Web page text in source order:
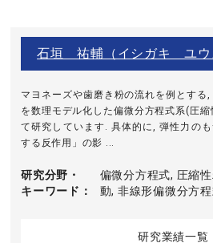
石垣 祐輔（イシガキ ユウ
マヨネーズや歯磨き粉の流れを例とする
を数理モデル化した偏微分方程式系(圧
て研究しています. 具体的に, 弾性力の
する反作用」の影 ...
研究分野・
キーワード
偏微分方程式, 圧縮
動, 非線形偏微分方
研究業績一覧